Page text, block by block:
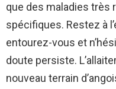
que des maladies très
spécifiques. Restez à
entourez-vous et
doute persiste.
nouveau terrain